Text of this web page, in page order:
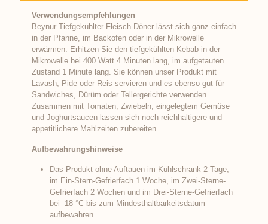
Verwendungsempfehlungen
Beynur Tiefgekühlter Fleisch-Döner lässt sich ganz einfach
in der Pfanne, im Backofen oder in der Mikrowelle
erwärmen. Erhitzen Sie den tiefgekühlten Kebab in der
Mikrowelle bei 400 Watt 4 Minuten lang, im aufgetauten
Zustand 1 Minute lang. Sie können unser Produkt mit
Lavash, Pide oder Reis servieren und es ebenso gut für
Sandwiches, Dürüm oder Tellergerichte verwenden.
Zusammen mit Tomaten, Zwiebeln, eingelegtem Gemüse
und Joghurtsaucen lassen sich noch reichhaltigere und
appetitlichere Mahlzeiten zubereiten.
Aufbewahrungshinweise
Das Produkt ohne Auftauen im Kühlschrank 2 Tage,
im Ein-Stern-Gefrierfach 1 Woche, im Zwei-Sterne-
Gefrierfach 2 Wochen und im Drei-Sterne-Gefrierfach
bei -18 °C bis zum Mindesthaltbarkeitsdatum
aufbewahren.